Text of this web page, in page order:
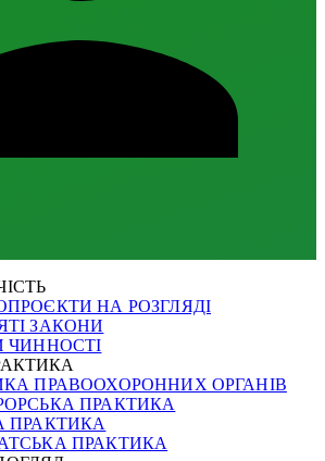
НА РОЗГЛЯДІ
ЗАКОНИ
ЧИННОСТІ
ПРАВООХОРОННИХ ОРГАНІВ
ПРАКТИКА
ПРАКТИКА
ПРАКТИКА